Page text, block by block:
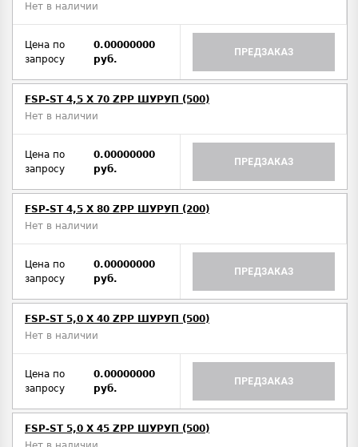
Нет в наличии
Цена по
запросу
0.00000000
руб.
ПРЕДЗАКАЗ
FSP-ST 4,5 X 70 ZPP ШУРУП (500)
Нет в наличии
Цена по
запросу
0.00000000
руб.
ПРЕДЗАКАЗ
FSP-ST 4,5 X 80 ZPP ШУРУП (200)
Нет в наличии
Цена по
запросу
0.00000000
руб.
ПРЕДЗАКАЗ
FSP-ST 5,0 X 40 ZPP ШУРУП (500)
Нет в наличии
Цена по
запросу
0.00000000
руб.
ПРЕДЗАКАЗ
FSP-ST 5,0 X 45 ZPP ШУРУП (500)